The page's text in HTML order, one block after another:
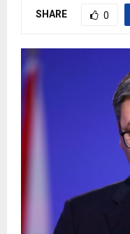
SHARE 0